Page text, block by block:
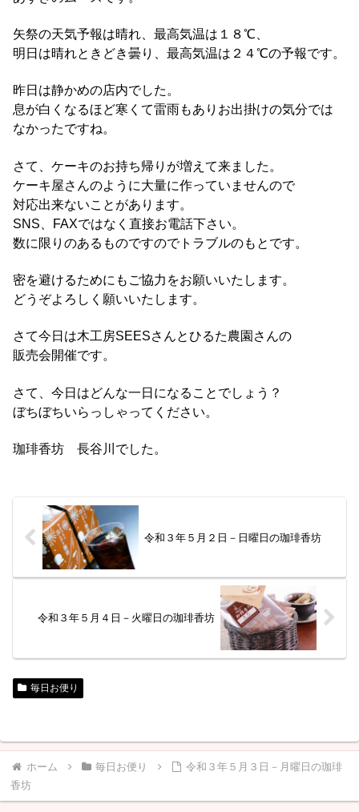
矢祭の天気予報は晴れ、最高気温は１８℃、
明日は晴れときどき曇り、最高気温は２４℃の予報です。
昨日は静かめの店内でした。
息が白くなるほど寒くて雷雨もありお出掛けの気分では
なかったですね。
さて、ケーキのお持ち帰りが増えて来ました。
ケーキ屋さんのように大量に作っていませんので
対応出来ないことがあります。
SNS、FAXではなく直接お電話下さい。
数に限りのあるものですのでトラブルのもとです。
密を避けるためにもご協力をお願いいたします。
どうぞよろしく願いいたします。
さて今日は木工房SEESさんとひるた農園さんの
販売会開催です。
さて、今日はどんな一日になることでしょう？
ぼちぼちいらっしゃってください。
珈琲香坊 長谷川でした。
令和３年５月２日－日曜日の珈琲香坊
令和３年５月４日－火曜日の珈琲香坊
毎日お便り
ホーム 毎日お便り
令和３年５月３日－月曜日の珈琲
香坊